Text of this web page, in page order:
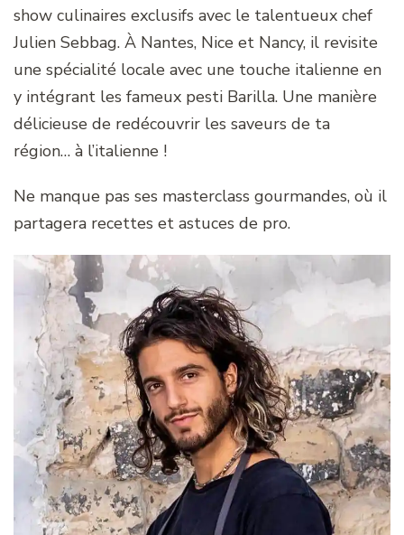
show culinaires exclusifs avec le talentueux chef
Julien Sebbag. À Nantes, Nice et Nancy, il revisite
une spécialité locale avec une touche italienne en
y intégrant les fameux pesti Barilla. Une manière
délicieuse de redécouvrir les saveurs de ta
région… à l’italienne !
Ne manque pas ses masterclass gourmandes, où il
partagera recettes et astuces de pro.